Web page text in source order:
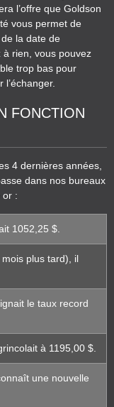
l’offre que Goldson
vous permet de
la date de
à rien, vous pouvez
trop bas pour
FONCTION
4 dernières années,
dans nos bureaux
or :
1052,25 $.
plus tard), il
le taux record
à 1195,00 $.
une nouvelle